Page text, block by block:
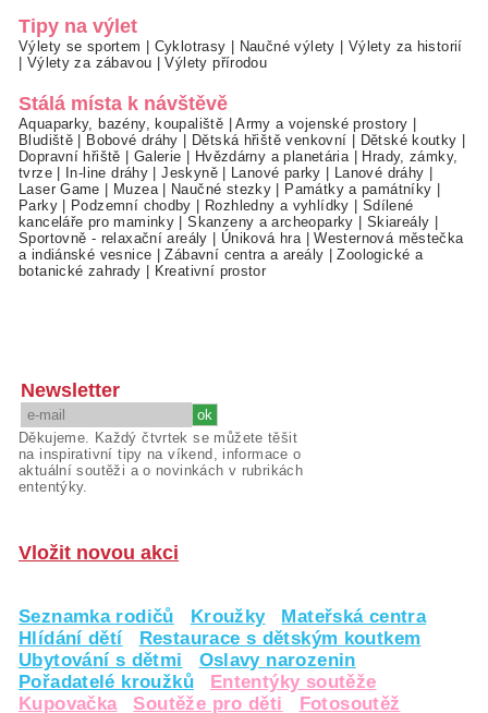
Tipy na výlet
Výlety se sportem | Cyklotrasy | Naučné výlety | Výlety za historií
| Výlety za zábavou |Výlety přírodou
Stálá místa k návštěvě
Aquaparky, bazény, koupaliště |Army a vojenské prostory |
Bludiště | Bobové dráhy | Dětská hřiště venkovní | Dětské koutky |
Dopravní hřiště | Galerie | Hvězdárny a planetária | Hrady, zámky,
tvrze| In-line dráhy |Jeskyně| Lanové parky | Lanové dráhy |
Laser Game | Muzea| Naučné stezky | Památky a památníky |
Parky| Podzemní chodby | Rozhledny a vyhlídky | Sdílené
kanceláře pro maminky |Skanzeny a archeoparky | Skiareály |
Sportovně - relaxační areály | Úniková hra |Westernová městečka
a indiánské vesnice |Zábavní centra a areály |Zoologické a
botanické zahrady | Kreativní prostor
Newsletter
Děkujeme. Každý čtvrtek se můžete těšit
na inspirativní tipy na víkend, informace o
aktuální soutěži a o novinkách v rubrikách
ententýky.
Vložit novou akci
Seznamka rodičů Kroužky
Mateřská centra
Hlídání dětí
Restaurace s dětským koutkem
Ubytování s dětmi
Oslavy narozenin
Pořadatelé kroužků
Ententýky soutěže
Kupovačka
Soutěže pro děti Fotosoutěž